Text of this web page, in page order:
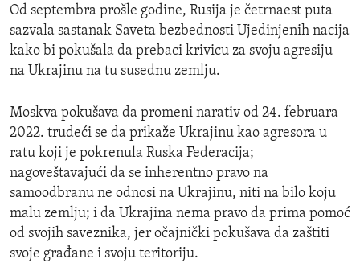
Od septembra prošle godine, Rusija je četrnaest puta
sazvala sastanak Saveta bezbednosti Ujedinjenih nacija
kako bi pokušala da prebaci krivicu za svoju agresiju
na Ukrajinu na tu susednu zemlju.
Moskva pokušava da promeni narativ od 24. februara
2022. trudeći se da prikaže Ukrajinu kao agresora u
ratu koji je pokrenula Ruska Federacija;
nagoveštavajući da se inherentno pravo na
samoodbranu ne odnosi na Ukrajinu, niti na bilo koju
malu zemlju; i da Ukrajina nema pravo da prima pomoć
od svojih saveznika, jer očajnički pokušava da zaštiti
svoje građane i svoju teritoriju.